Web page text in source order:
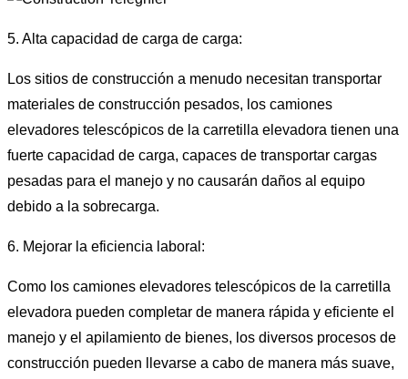
5. Alta capacidad de carga de carga:
Los sitios de construcción a menudo necesitan transportar
materiales de construcción pesados, los camiones
elevadores telescópicos de la carretilla elevadora tienen una
fuerte capacidad de carga, capaces de transportar cargas
pesadas para el manejo y no causarán daños al equipo
debido a la sobrecarga.
6. Mejorar la eficiencia laboral:
Como los camiones elevadores telescópicos de la carretilla
elevadora pueden completar de manera rápida y eficiente el
manejo y el apilamiento de bienes, los diversos procesos de
construcción pueden llevarse a cabo de manera más suave,